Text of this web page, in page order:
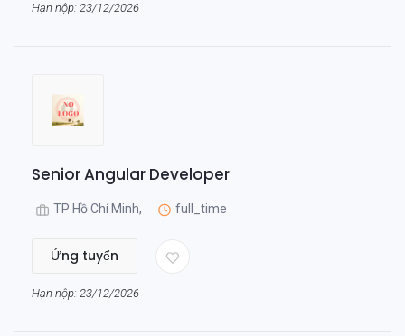
Hạn nộp: 23/12/2026
Senior Angular Developer
TP Hồ Chí Minh, full_time
Ứng tuyển
Hạn nộp: 23/12/2026